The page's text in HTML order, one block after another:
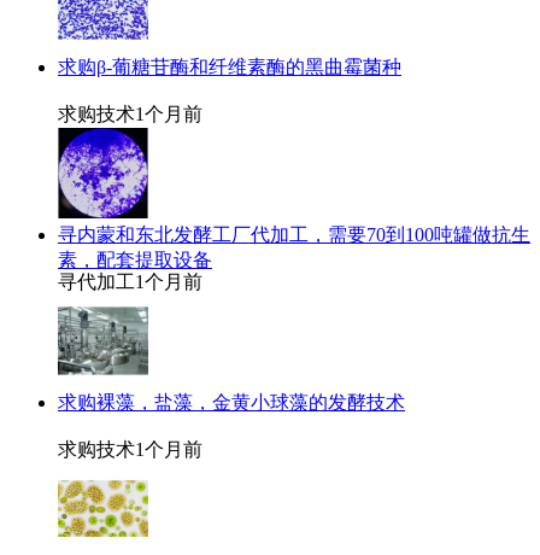
求购β-葡糖苷酶和纤维素酶的黑曲霉菌种
求购技术1个月前
寻内蒙和东北发酵工厂代加工，需要70到100吨罐做抗生
素，配套提取设备
寻代加工1个月前
求购裸藻，盐藻，金黄小球藻的发酵技术
求购技术1个月前